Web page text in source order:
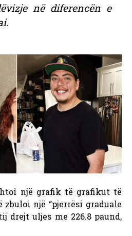
në diferencën e
një grafik të grafikut të
zbuloi një “pjerrësi graduale
drejt uljes me 226.8 paund,